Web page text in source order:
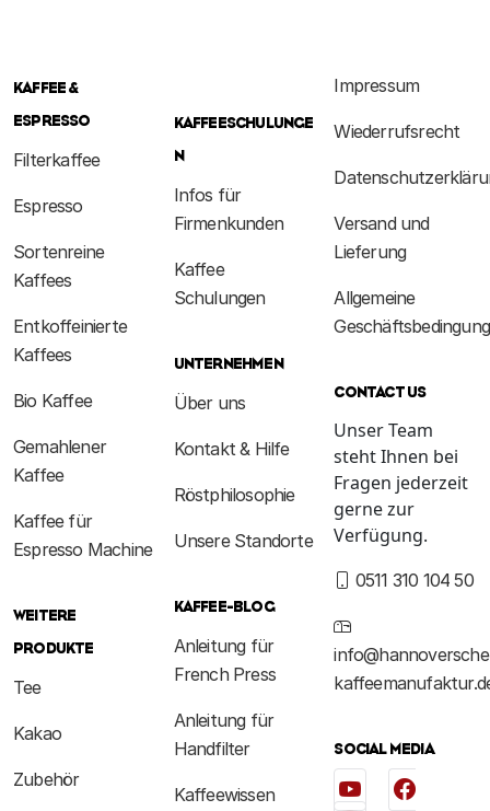
KAFFEE &
ESPRESSO
Filterkaffee
Espresso
Sortenreine
Kaffees
Entkoffeinierte
Kaffees
Bio Kaffee
Gemahlener
Kaffee
Kaffee für
Espresso Machine
WEITERE
PRODUKTE
Tee
Kakao
Zubehör
KAFFEESCHULUNGE
N
Infos für
Firmenkunden
Kaffee
Schulungen
UNTERNEHMEN
Über uns
Kontakt & Hilfe
Röstphilosophie
Unsere Standorte
KAFFEE-BLOG
Anleitung für
French Press
Anleitung für
Handfilter
Kaffeewissen
Impressum
Wiederrufsrecht
Versand und
Lieferung
Allgemeine
CONTACT US
Unser Team
steht Ihnen bei
Fragen jederzeit
gerne zur
Verfügung.
0511 310 104 50
SOCIAL MEDIA